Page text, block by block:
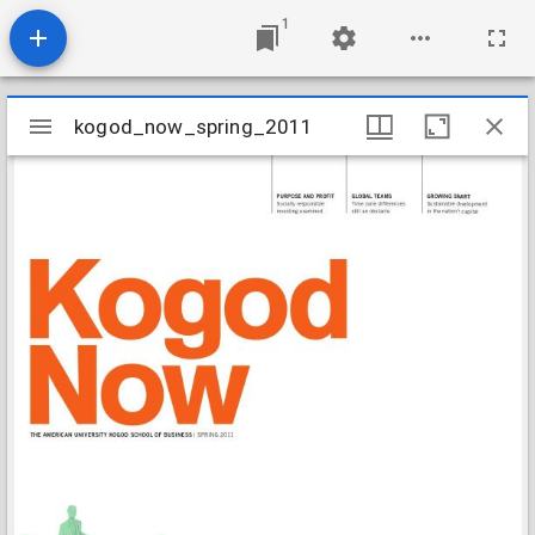
1
Mirador
viewer
kogod_now_spring_2011
kogod_now_spring_2011